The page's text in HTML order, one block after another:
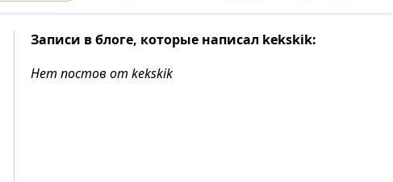
Записи в блоге, которые написал kekskik:
Нет постов от kekskik